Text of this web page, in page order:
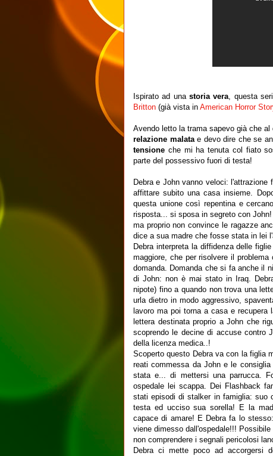
Ispirato ad unastoria vera, questa
Britton (già vista in American Horror
Avendo letto la trama sapevo già che
relazione malatae devo dire che se
tensione che mi ha tenuta col fiato
parte del possessivo fuori di testa!
Debra e John vanno veloci:
affittare subito una casa insieme.
questa unione così repentina e
risposta... si sposa in segreto con
ma proprio non convince le ragazze
dice a sua madre che fosse stata in lei
Debra interpreta la diffidenza delle
maggiore, che per risolvere il
domanda. Domanda che si fa anche il
di John: non è mai stato in Iraq.
nipote) fino a quando non trova una
urla dietro in modo aggressivo,
lavoro ma poi torna a casa e
lettera destinata proprio a John che
scoprendo le decine di accuse contro
della licenza medica..!
Scoperto questo Debra va con la figlia
reati commessa da John e le
stata e... di mettersi una parrucca.
ospedale lei scappa. Dei Flashback
stati episodi di stalker in famiglia: suo
testa ed ucciso sua sorella! E la
capace di amare! E Debra fa lo
viene dimesso dall'ospedale!!!
non comprendere i segnali pericolosi
Debra ci mette poco ad accorgersi